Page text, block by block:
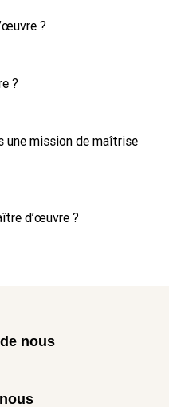
?
?
une mission de maîtrise
d’œuvre ?
nous